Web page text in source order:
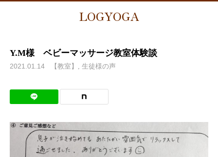
LOGYOGA
Y.M様 ベビーマッサージ教室体験談
2021.01.14 【教室】 生徒様の声